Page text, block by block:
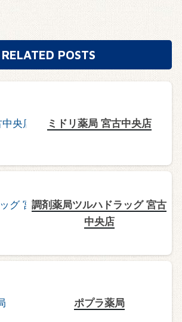
RELATED POSTS
ミドリ薬局 宮古中央店
調剤薬局ツルハドラッグ 宮古
中央店
ポプラ薬局